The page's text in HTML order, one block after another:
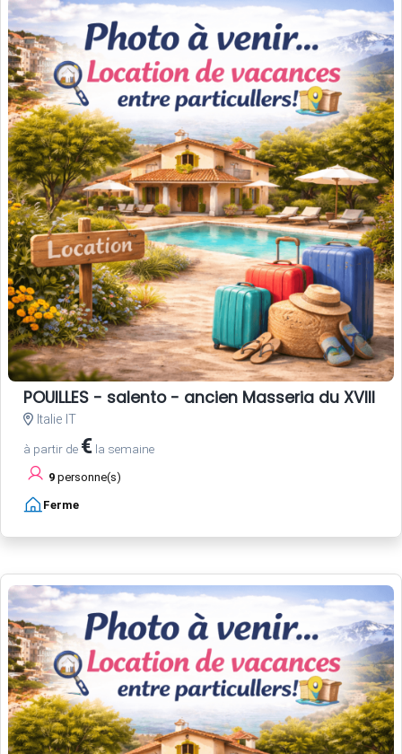
POUILLES - salento - ancien Masseria du XVIII
Italie IT
à partir de € la semaine
9 personne(s)
Ferme